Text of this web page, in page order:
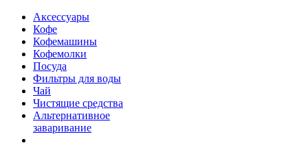
Аксессуары
Кофе
Кофемашины
Кофемолки
Посуда
Фильтры для воды
Чай
Чистящие средства
Альтернативное
заваривание